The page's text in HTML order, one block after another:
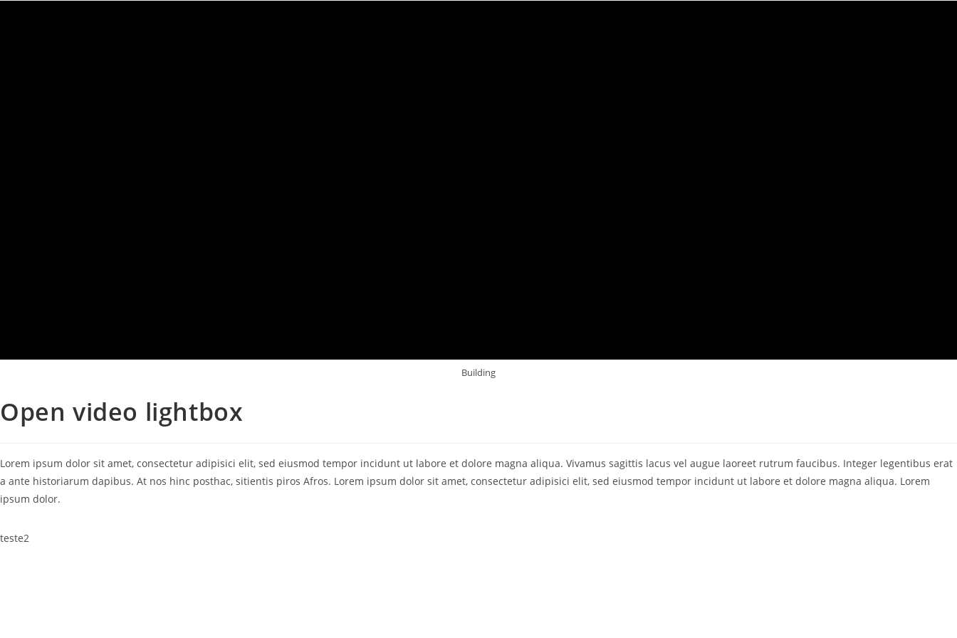
Building
Open video lightbox
Lorem ipsum dolor sit amet, consectetur adipisici elit, sed eiusmod tempor incidunt ut labore et dolore magna aliqua. Vivamus sagittis lacus vel augue laoreet rutrum faucibus. Integer legentibus erat
a ante historiarum dapibus. At nos hinc posthac, sitientis piros Afros. Lorem ipsum dolor sit amet, consectetur adipisici elit, sed eiusmod tempor incidunt ut labore et dolore magna aliqua. Lorem
ipsum dolor.
teste2